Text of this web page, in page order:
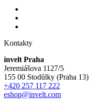
Kontakty
invelt Praha
Jeremiášova 1127/5
155 00 Stodůlky (Praha 13)
+420 257 117 222
eshop@invelt.com